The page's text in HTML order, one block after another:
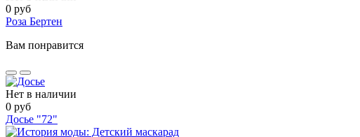
0 руб
Роза Бертен
Вам понравится
Нет в наличии
0 руб
Досье "72"